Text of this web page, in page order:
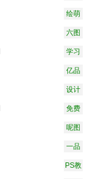
绘萌
六图
学习
网
亿品
设计
免费
网
呢图
一品
PS教